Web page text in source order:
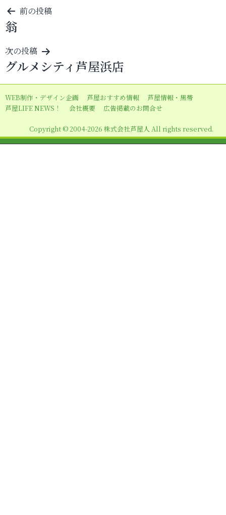
投
稿
ナ
ビ
ゲ
ー
シ
ン
前の投稿
翁
次の投稿
グルメシティ芦屋浜店
WEB制作・デザイン企画 芦屋おすすめ情報
芦屋情報・黒帯
芦屋LIFE NEWS！
会社概要 広告掲載のお問合せ
Copyright © 2004-2026 株式会社芦屋人 All rights reserved.